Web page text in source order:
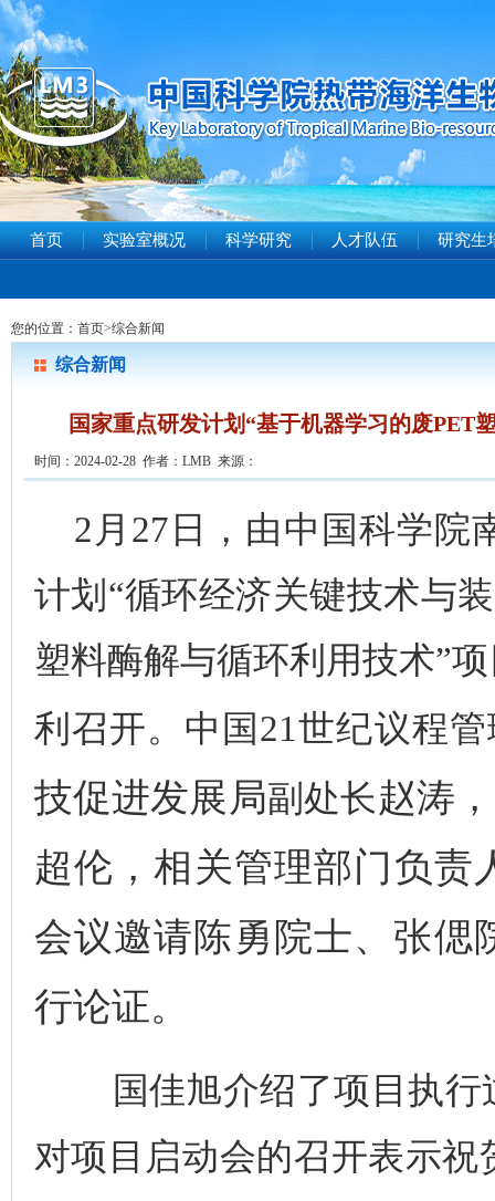
首页 实验室概况 科学研究 人才队伍 研究生
您的位置： 首页>综合新闻
综合新闻
国家重点研发计划“基于机器学习的废PET
时间：2024-02-28 作者：LMB 来源：
2月27 日， 由中国科学院
计划 “循环经济关键技术与
塑料酶解与循环利用技术”
利召开。 中国 21世纪议程
技促进发展局副处长赵涛
超伦，相关管理部门负责
会议邀请陈勇院士、张偲
行论证。
国佳旭介绍了项目执
对项目启动会的召开表示祝